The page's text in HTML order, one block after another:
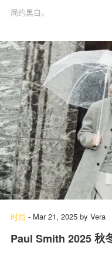
简约黑白。
时尚 - Mar 21, 2025 by Vera
Paul Smith 2025 秋